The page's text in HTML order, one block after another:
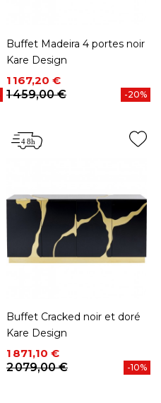
Buffet Madeira 4 portes noir
Kare Design
Prix
1 167,20 €
Prix de base
1 459,00 €
-20%
Buffet Cracked noir et doré
Kare Design
Prix
1 871,10 €
Prix de base
2 079,00 €
-10%